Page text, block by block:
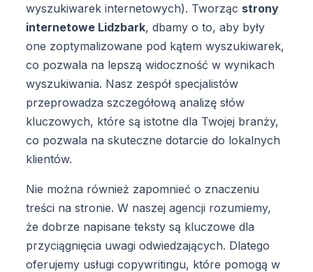
wyszukiwarek internetowych). Tworząc strony
internetowe Lidzbark, dbamy o to, aby były
one zoptymalizowane pod kątem wyszukiwarek,
co pozwala na lepszą widoczność w wynikach
wyszukiwania. Nasz zespół specjalistów
przeprowadza szczegółową analizę słów
kluczowych, które są istotne dla Twojej branży,
co pozwala na skuteczne dotarcie do lokalnych
klientów.
Nie można również zapomnieć o znaczeniu
treści na stronie. W naszej agencji rozumiemy,
że dobrze napisane teksty są kluczowe dla
przyciągnięcia uwagi odwiedzających. Dlatego
oferujemy usługi copywritingu, które pomogą w